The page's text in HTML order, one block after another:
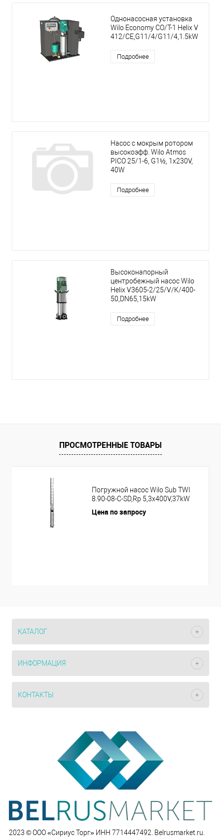
Однонасосная установка
Wilo Economy CO/T-1 Helix V
412/CE,G11/4/G11/4,1.5kW
Подробнее
Насос с мокрым ротором
высокоэфф. Wilo Atmos
PICO 25/1-6, G1½, 1x230V,
40W
Подробнее
Высоконапорный
центробежный насос Wilo
Helix V3605-2/25/V/K/400-
50,DN65,15kW
Подробнее
ПРОСМОТРЕННЫЕ ТОВАРЫ
Погружной насос Wilo Sub TWI
8.90-08-C-SD,Rp 5,3x400V,37kW
Цена по запросу
КАТАЛОГ
ИНФОРМАЦИЯ
КОНТАКТЫ
2023 © ООО «Сириус Торг» ИНН 7714447492. Belrusmarket.ru.